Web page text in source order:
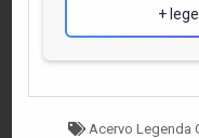
+
Tagged
Acervo Legenda